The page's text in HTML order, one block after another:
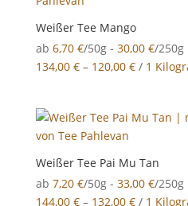
Weißer Tee Mango
ab 6,70 €/50g - 30,00 €/250g
134,00 €– 120,00 €/ 1
Weißer Tee Pai Mu Tan
ab 7,20 €/50g - 33,00 €/250g
144,00 €– 132,00 €/ 1